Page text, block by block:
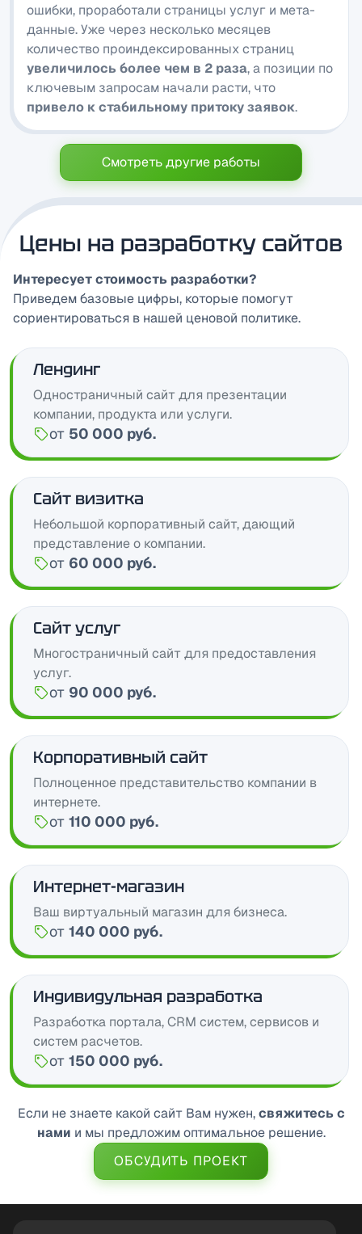
ошибки, проработали страницы услуг и мета-
данные. Уже через несколько месяцев
количество проиндексированных страниц
увеличилось более чем в 2 раза, а позиции по
ключевым запросам начали расти, что
привело к стабильному притоку заявок.
Смотреть другие работы
Цены на разработку сайтов
Интересует стоимость разработки?
Приведем базовые цифры, которые помогут
сориентироваться в нашей ценовой политике.
Лендинг
Одностраничный сайт для презентации
компании, продукта или услуги.
Цена:
от 50 000 руб.
Сайт визитка
Небольшой корпоративный сайт, дающий
представление о компании.
Цена:
от 60 000 руб.
Сайт услуг
Многостраничный сайт для предоставления
услуг.
Цена:
от 90 000 руб.
Корпоративный сайт
Полноценное представительство компании в
интернете.
Цена:
от 110 000 руб.
Интернет-магазин
Ваш виртуальный магазин для бизнеса.
Цена:
от 140 000 руб.
Индивидульная разработка
Разработка портала, CRM систем, сервисов и
систем расчетов.
Цена:
от 150 000 руб.
Если не знаете какой сайт Вам нужен,свяжитесь с
нами и мы предложим оптимальное решение.
ОБСУДИТЬ ПРОЕКТ